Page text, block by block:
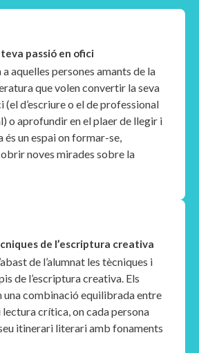
passió en ofici
a aquelles persones amants de la
que volen convertir la seva
(el d’escriure o el de professional
o aprofundir en el plaer de llegir i
és un espai on formar-se,
noves mirades sobre la
de l’escriptura creativa
de l’alumnat les tècniques i
de l’escriptura creativa. Els
una combinació equilibrada entre
crítica, on cada persona
itinerari literari amb fonaments